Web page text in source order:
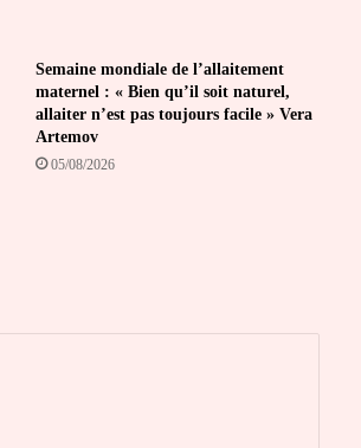
Semaine mondiale de l’allaitement
maternel : « Bien qu’il soit naturel,
allaiter n’est pas toujours facile » Vera
Artemov
05/08/2026